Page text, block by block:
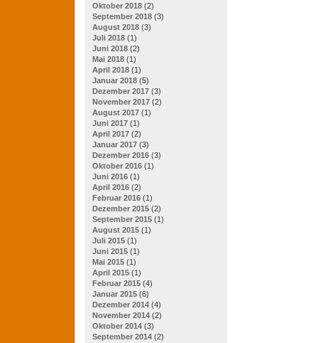
Oktober 2018 (2)
September 2018 (3)
August 2018 (3)
Juli 2018 (1)
Juni 2018 (2)
Mai 2018 (1)
April 2018 (1)
Januar 2018 (5)
Dezember 2017 (3)
November 2017 (2)
August 2017 (1)
Juni 2017 (1)
April 2017 (2)
Januar 2017 (3)
Dezember 2016 (3)
Oktober 2016 (1)
Juni 2016 (1)
April 2016 (2)
Februar 2016 (1)
Dezember 2015 (2)
September 2015 (1)
August 2015 (1)
Juli 2015 (1)
Juni 2015 (1)
Mai 2015 (1)
April 2015 (1)
Februar 2015 (4)
Januar 2015 (6)
Dezember 2014 (4)
November 2014 (2)
Oktober 2014 (3)
September 2014 (2)